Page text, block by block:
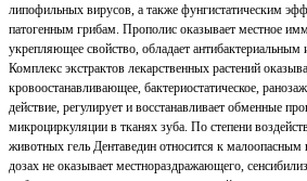
липофильных вирусов, а также фунгистатическим
патогенным грибам. Прополис оказывает местное
укрепляющее свойство, обладает
Комплекс экстрактов лекарственных растений
кровоостанавливающее, бактериостатическое,
действие, регулирует и восстанавливает обменные
микроциркуляции в тканях зуба. По степени
животных гель Дентаведин относится к
дозах не оказывает местнораздражающего,